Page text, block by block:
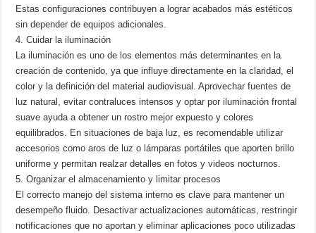
Estas configuraciones contribuyen a lograr acabados más estéticos
sin depender de equipos adicionales.
4. Cuidar la iluminación
La iluminación es uno de los elementos más determinantes en la
creación de contenido, ya que influye directamente en la claridad, el
color y la definición del material audiovisual. Aprovechar fuentes de
luz natural, evitar contraluces intensos y optar por iluminación frontal
suave ayuda a obtener un rostro mejor expuesto y colores
equilibrados. En situaciones de baja luz, es recomendable utilizar
accesorios como aros de luz o lámparas portátiles que aporten brillo
uniforme y permitan realzar detalles en fotos y videos nocturnos.
5. Organizar el almacenamiento y limitar procesos
El correcto manejo del sistema interno es clave para mantener un
desempeño fluido. Desactivar actualizaciones automáticas, restringir
notificaciones que no aportan y eliminar aplicaciones poco utilizadas